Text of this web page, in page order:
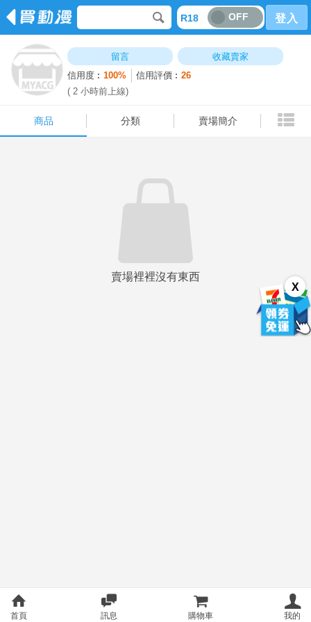
R18 OFF 登入
留言
收藏賣家
信用度︰100% 信用評價︰26
( 2 小時前上線)
商品 分類 賣場簡介
X
賣場裡裡沒有東西
商品 分類 賣場簡介
首頁 訊息 購物車 我的